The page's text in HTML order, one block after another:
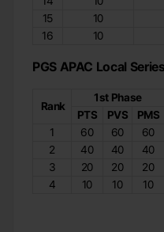
15
10
16
10
PGS APAC Local Series
Rank
1st Phase
PTS
PVS PMS
1
60 60 60
2
40 40 40
3
20 20 20
4
10 10 10